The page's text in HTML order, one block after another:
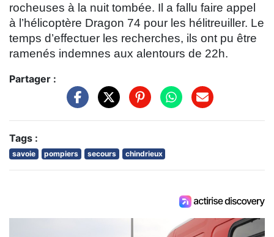
rocheuses à la nuit tombée. Il a fallu faire appel
à l’hélicoptère Dragon 74 pour les hélitreuiller. Le
temps d’effectuer les recherches, ils ont pu être
ramenés indemnes aux alentours de 22h.
Partager :
Tags :
savoie pompiers secours chindrieux